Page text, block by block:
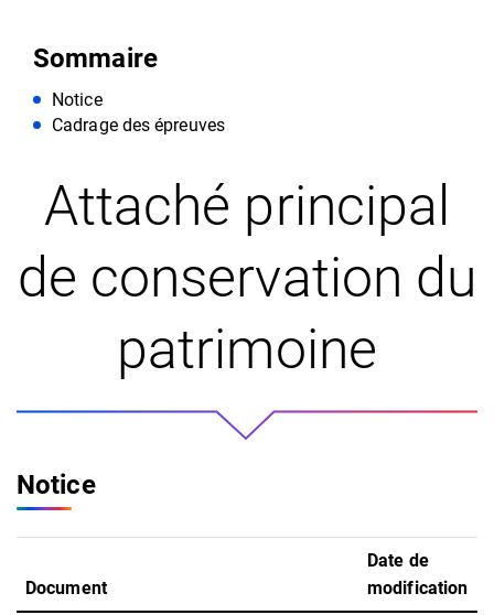
Sommaire
Notice
Cadrage des épreuves
Attaché principal
de conservation du
patrimoine
Notice
Document
Date de
modification